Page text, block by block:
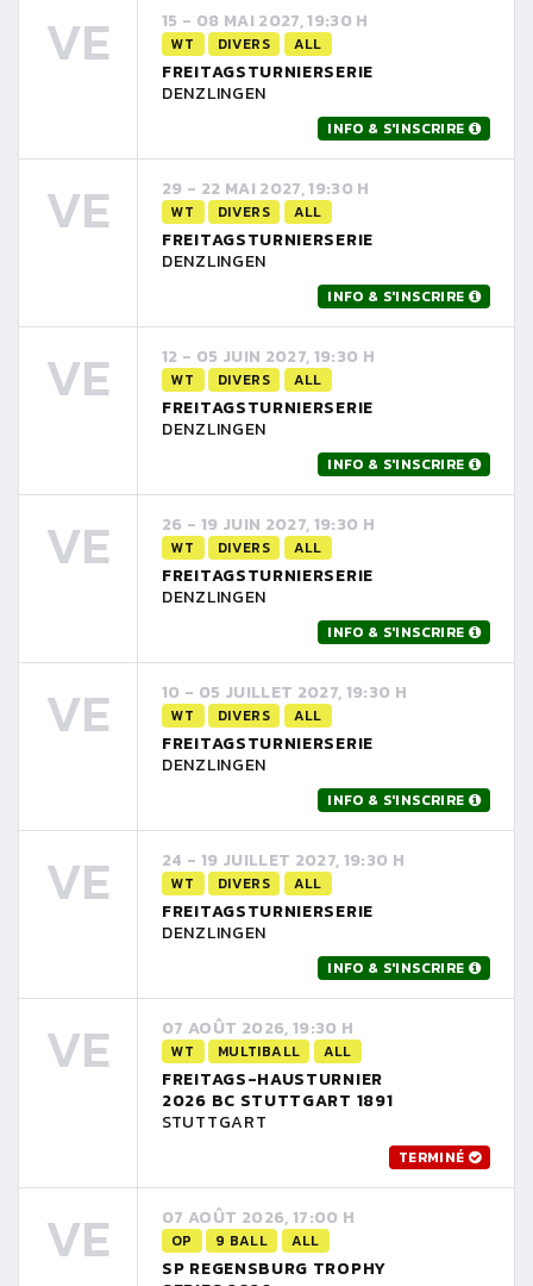
VE 15 - 08 MAI 2027, 19:30 H
WT DIVERS ALL
FREITAGSTURNIERSERIE
DENZLINGEN
INFO & S'INSCRIRE
VE 29 - 22 MAI 2027, 19:30 H
WT DIVERS ALL
FREITAGSTURNIERSERIE
DENZLINGEN
INFO & S'INSCRIRE
VE 12 - 05 JUIN 2027, 19:30 H
WT DIVERS ALL
FREITAGSTURNIERSERIE
DENZLINGEN
INFO & S'INSCRIRE
VE 26 - 19 JUIN 2027, 19:30 H
WT DIVERS ALL
FREITAGSTURNIERSERIE
DENZLINGEN
INFO & S'INSCRIRE
VE 10 - 05 JUILLET 2027, 19:30 H
WT DIVERS ALL
FREITAGSTURNIERSERIE
DENZLINGEN
INFO & S'INSCRIRE
VE 24 - 19 JUILLET 2027, 19:30 H
WT DIVERS ALL
FREITAGSTURNIERSERIE
DENZLINGEN
INFO & S'INSCRIRE
VE 07 AOÛT 2026, 19:30 H
WT MULTIBALL ALL
FREITAGS-HAUSTURNIER
2026 BC STUTTGART 1891
STUTTGART
TERMINÉ
VE 07 AOÛT 2026, 17:00 H
OP 9 BALL ALL
SP REGENSBURG TROPHY